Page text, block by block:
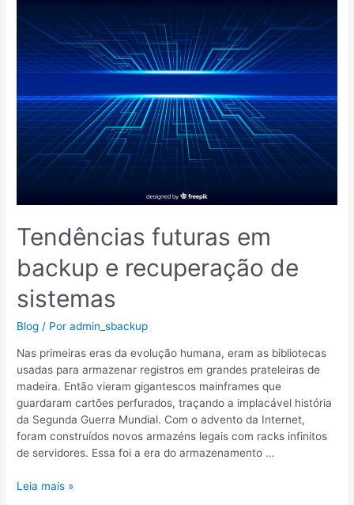
Tendências futuras em
backup e recuperação de
sistemas
Blog / Poradmin_sbackup
Nas primeiras eras da evolução humana, eram as bibliotecas
usadas para armazenar registros em grandes prateleiras de
madeira. Então vieram gigantescos mainframes que
guardaram cartões perfurados, traçando a implacável história
da Segunda Guerra Mundial. Com o advento da Internet,
foram construídos novos armazéns legais com racks infinitos
de servidores. Essa foi a era do armazenamento …
futuras
backup
e
de
sistemas
Leia mais »